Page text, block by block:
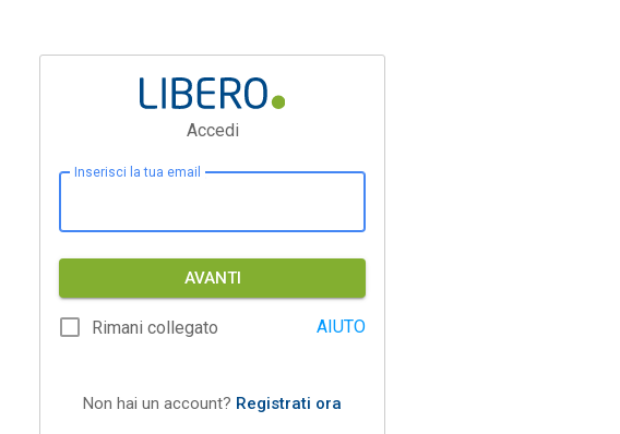
Accedi
Inserisci la tua email
AVANTI
Rimani collegato AIUTO
Non hai un account? Registrati ora